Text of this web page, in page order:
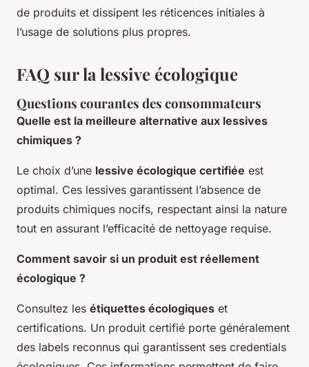
de produits et dissipent les réticences initiales à
l’usage de solutions plus propres.
FAQ sur la lessive écologique
Questions courantes des consommateurs
Quelle est la meilleure alternative aux lessives
chimiques ?
Le choix d’une lessive écologique certifiée est
optimal. Ces lessives garantissent l’absence de
produits chimiques nocifs, respectant ainsi la nature
tout en assurant l’efficacité de nettoyage requise.
Comment savoir si un produit est réellement
écologique ?
Consultez les étiquettes écologiques et
certifications. Un produit certifié porte généralement
des labels reconnus qui garantissent ses credentials